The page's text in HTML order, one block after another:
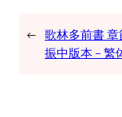
← 歌林多前書 章
振中版本 – 繁